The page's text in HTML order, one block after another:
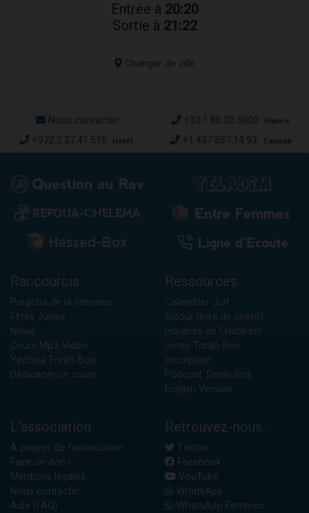
Entrée à 20:20
Sortie à 21:22
Changer de ville
Nous contacter +33.1.80.20.5000 France
+972.2.37.41.515 Israël +1.437.887.14.93 Canada
Raccourcis
Paracha de la semaine
Fêtes Juives
News
Cours Mp3-Vidéo
Yéchiva Torah-Box
Dédicacer un cours
Ressources
Calendrier Juif
Sidour (livre de prière)
Horaires de Chabbath
Livres Torah-Box
Inscription
Podcast Torah-Box
English Version
L'association
A propos de l'association
Faire un don !
Mentions légales
Nous contacter
Aide (FAQ)
Retrouvez-nous...
Twitter
Facebook
YouTube
WhatsApp
WhatsApp Femmes